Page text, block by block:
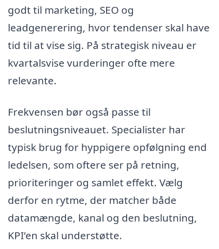
godt til marketing, SEO og
leadgenerering, hvor tendenser skal have
tid til at vise sig. På strategisk niveau er
kvartalsvise vurderinger ofte mere
relevante.
Frekvensen bør også passe til
beslutningsniveauet. Specialister har
typisk brug for hyppigere opfølgning end
ledelsen, som oftere ser på retning,
prioriteringer og samlet effekt. Vælg
derfor en rytme, der matcher både
datamængde, kanal og den beslutning,
KPI’en skal understøtte.